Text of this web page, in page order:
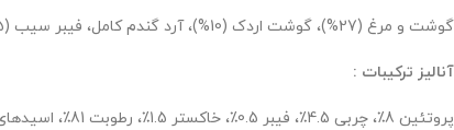
گوشت و مرغ (27%)، گوشت اردک (10%)، آرد گندم کامل، فیبر سیب (0.5%)، اینولین کاسنی (0.4%)، کلرید سدیم، روغن ماهی (0.1%)، روغن آفتابگردان (0.1%).
آنالیز ترکیبات :
پروتئین 8٪، چربی 4.5٪، فیبر 0.5٪، خاکستر 1.5٪، رطوبت 81٪، اسیدهای چرب امگا 6 0.05٪، اسیدهای چرب امگا 3 0.03٪.